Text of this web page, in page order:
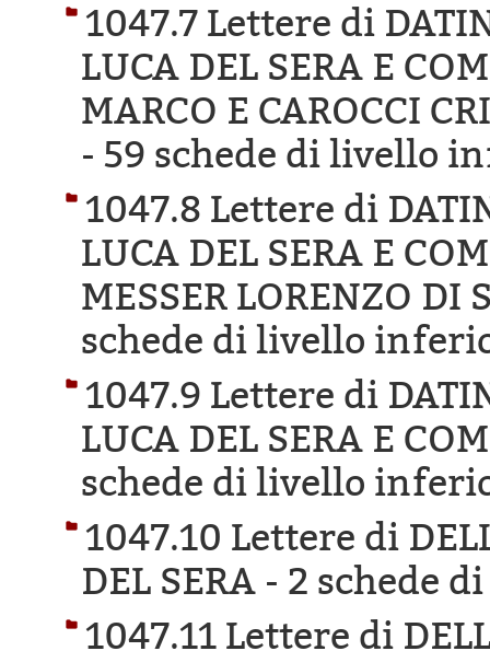
1047.7 Lettere di
LUCA DEL SERA E
MARCO E CAROCCI
- 59 schede di livello
1047.8 Lettere di
LUCA DEL SERA E
MESSER LORENZO
schede di livello
1047.9 Lettere di
LUCA DEL SERA E
schede di livello
1047.10 Lettere di
DEL SERA - 2 schede
1047.11 Lettere di